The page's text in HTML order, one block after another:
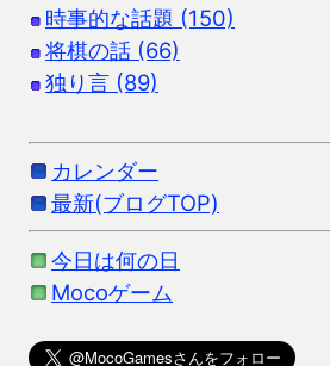
時事的な話題 (150)
将棋の話 (66)
独り言 (89)
カレンダー
最新(ブログTOP)
今日は何の日
Mocoゲーム